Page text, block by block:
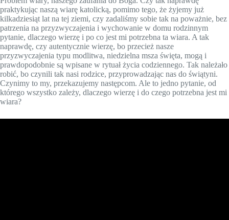
praktykując naszą wiarę katolicką, pomimo tego, że żyjemy już
kilkadziesiąt lat na tej ziemi, czy zadaliśmy sobie tak na poważnie, bez
patrzenia na przyzwyczajenia i wychowanie w domu rodzinnym
pytanie, dlaczego wierzę i po co jest mi potrzebna ta wiara. A tak
naprawdę, czy autentycznie wierzę, bo przecież nasze
przyzwyczajenia typu modlitwa, niedzielna msza święta, mogą i
prawdopodobnie są wpisane w rytuał życia codziennego. Tak należało
robić, bo czynili tak nasi rodzice, przyprowadzając nas do świątyni.
Czynimy to my, przekazujemy następcom. Ale to jedno pytanie, od
którego wszystko zależy, dlaczego wierzę i do czego potrzebna jest mi
wiara?